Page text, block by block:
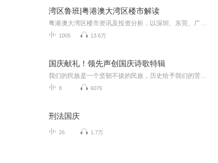
湾区鲁班|粤港澳大湾区楼市解读
1005 13.6万
国庆献礼！领先声创国庆诗歌特辑
8 6076
刑法国庆
26 1.7万